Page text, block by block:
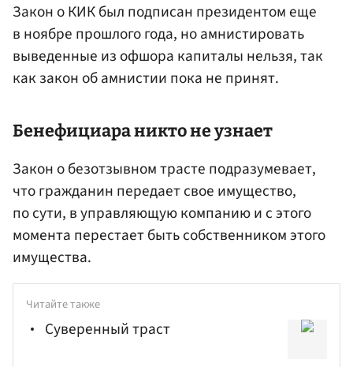
Закон о КИК был подписан президентом еще
в ноябре прошлого года, но амнистировать
выведенные из офшора капиталы нельзя, так
как закон об амнистии пока не принят.
Бенефициара никто не узнает
Закон о безотзывном трасте подразумевает,
что гражданин передает свое имущество,
по сути, в управляющую компанию и с этого
момента перестает быть собственником этого
имущества.
Читайте также
Cуверенный траст